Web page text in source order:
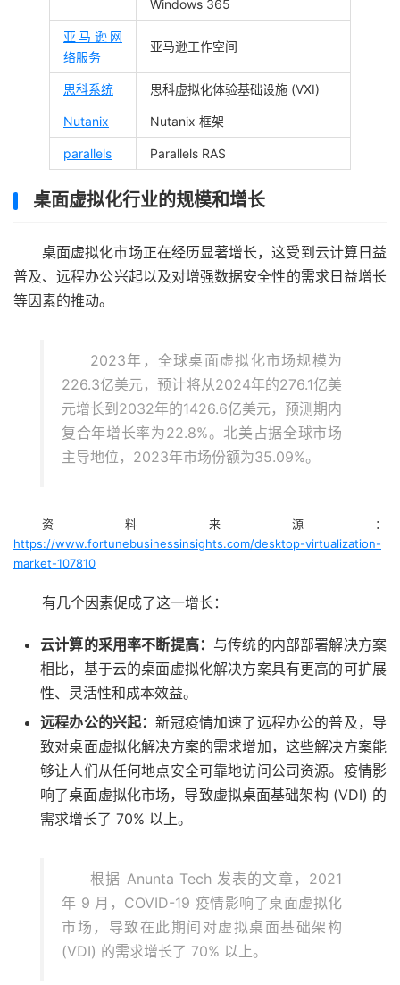
Windows 365
亚马逊网
络服务
亚马逊工作空间
思科系统 思科虚拟化体验基础设施 (VXI)
Nutanix Nutanix 框架
parallels Parallels RAS
桌面虚拟化行业的规模和增长
桌面虚拟化市场正在经历显著增长，这受到云计算日益
普及、远程办公兴起以及对增强数据安全性的需求日益增长
等因素的推动。
2023年，全球桌面虚拟化市场规模为
226.3亿美元，预计将从2024年的276.1亿美
元增长到2032年的1426.6亿美元，预测期内
复合年增长率为22.8%。北美占据全球市场
主导地位，2023年市场份额为35.09%。
资料来源：
https://www.fortunebusinessinsights.com/desktop-virtualization-
market-107810
有几个因素促成了这一增长：
云计算的采用率不断提高： 与传统的内部部署解决方案
相比，基于云的桌面虚拟化解决方案具有更高的可扩展
性、灵活性和成本效益。
远程办公的兴起：新冠疫情加速了远程办公的普及，导
致对桌面虚拟化解决方案的需求增加，这些解决方案能
够让人们从任何地点安全可靠地访问公司资源。疫情影
响了桌面虚拟化市场，导致虚拟桌面基础架构 (VDI) 的
需求增长了 70% 以上。
根据 Anunta Tech 发表的文章，2021
年 9 月，COVID-19 疫情影响了桌面虚拟化
市场，导致在此期间对虚拟桌面基础架构
(VDI) 的需求增长了 70% 以上。